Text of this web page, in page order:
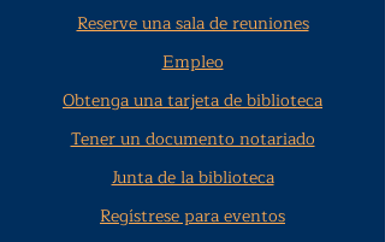
Reserve una sala de reuniones
Empleo
Obtenga una tarjeta de biblioteca
Tener un documento notariado
Junta de la biblioteca
Regístrese para eventos